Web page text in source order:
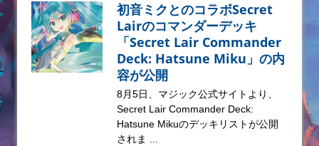
初音ミクとのコラボSecret
Lairのコマンダーデッキ
「Secret Lair Commander
Deck: Hatsune Miku」の内
容が公開
8月5日、マジック公式サイトより、
Secret Lair Commander Deck:
Hatsune Mikuのデッキリストが公開
されま ...